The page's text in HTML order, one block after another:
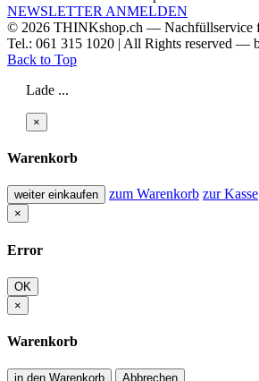
NEWSLETTER ANMELDEN
© 2026 THINKshop.ch — Nachfüllservice
Tel.: 061 315 1020 | All Rights reserved —
Back to Top
Lade ...
×
Warenkorb
weiter einkaufen zum Warenkorb zur Kasse
×
Error
OK
×
Warenkorb
in den Warenkorb Abbrechen